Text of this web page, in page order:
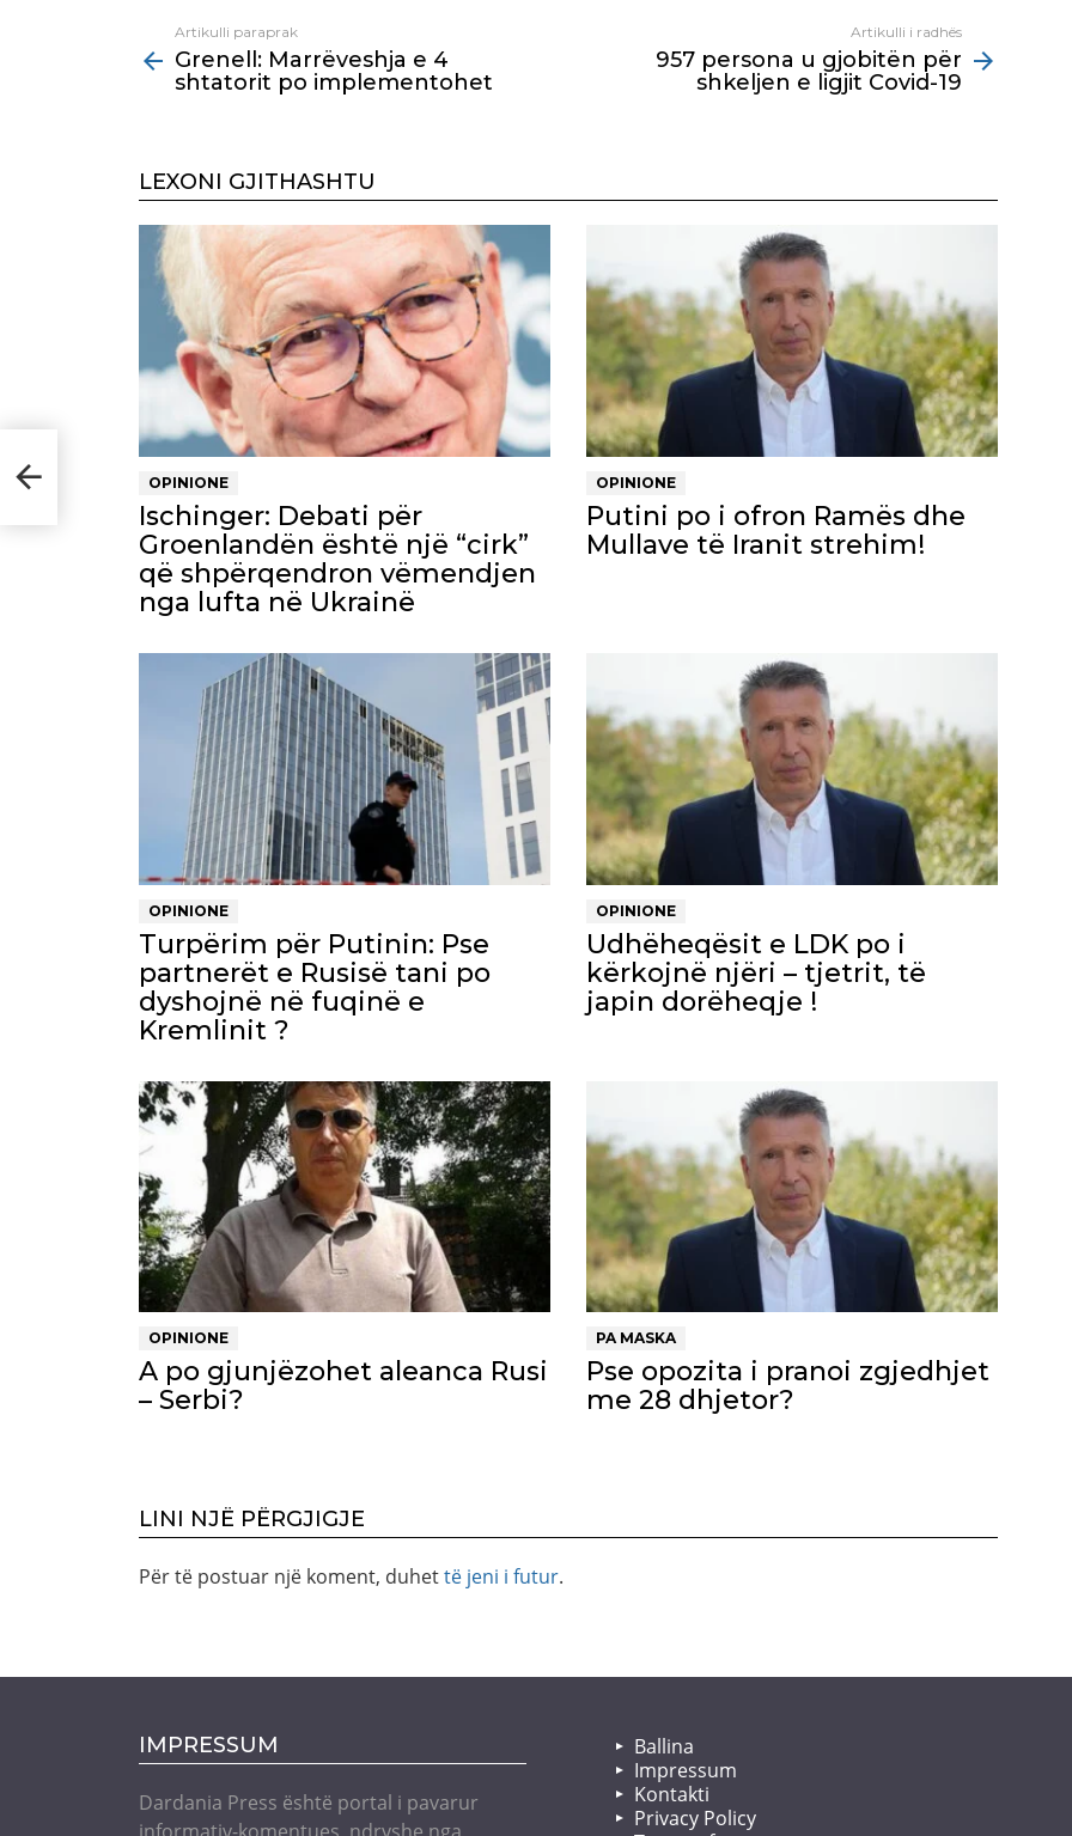
more
Artikulli paraprak
Grenell: Marrëveshja e 4
shtatorit po implementohet
Artikulli i radhës
957 persona u gjobitën për
shkeljen e ligjit Covid-19
LEXONI GJITHASHTU
OPINIONE
Ischinger: Debati për
Groenlandën është një “cirk”
që shpërqendron vëmendjen
nga lufta në Ukrainë
OPINIONE
Putini po i ofron Ramës dhe
Mullave të Iranit strehim!
OPINIONE
Turpërim për Putinin: Pse
partnerët e Rusisë tani po
dyshojnë në fuqinë e
Kremlinit ?
OPINIONE
Udhëheqësit e LDK po i
kërkojnë njëri – tjetrit, të
japin dorëheqje !
OPINIONE
A po gjunjëzohet aleanca Rusi
– Serbi?
PA MASKA
Pse opozita i pranoi zgjedhjet
me 28 dhjetor?
LINI NJË PËRGJIGJE
Për të postuar një koment, duhettë jeni i futur.
IMPRESSUM
Dardania Press është portal i pavarur
Ballina
Impressum
Kontakti
Privacy Policy